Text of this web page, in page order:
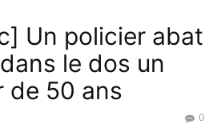
Un policier abat
le dos un
de 50 ans
0